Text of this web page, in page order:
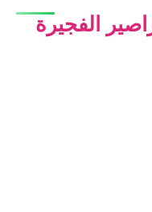
الفجيرة